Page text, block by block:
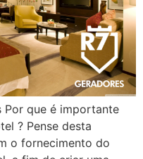
Por que é importante
? Pense desta
o fornecimento do